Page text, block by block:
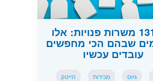
131,000 משרות פנויות: אלו
שבהם הכי מחפשים
עובדים עכשיו
גיוס מכירות הייטק